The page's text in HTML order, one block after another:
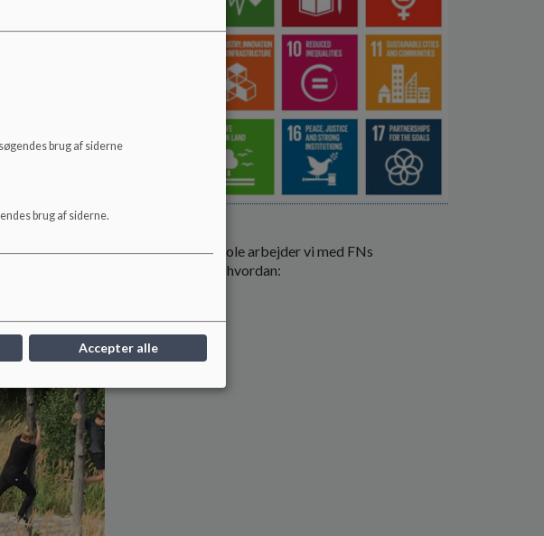
På Fredensborg Skole arbejder vi med FNs
verdensmål. Se her, hvordan:
brug af siderne
brug af siderne.
Accepter alle